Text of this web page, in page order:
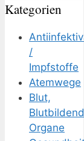
Kategorien
/
Impfstoffe
Atemwege
Blut,
Organe